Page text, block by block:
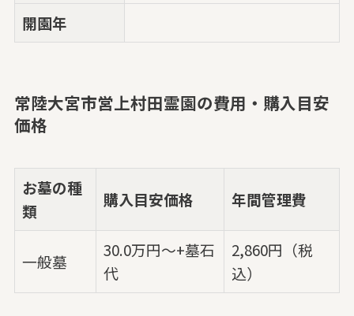
開園年
常陸大宮市営上村田霊園の費用・購入目安
価格
お墓の種
類
購入目安価格 年間管理費
一般墓
30.0万円～+墓石
代
2,860円（税
込）